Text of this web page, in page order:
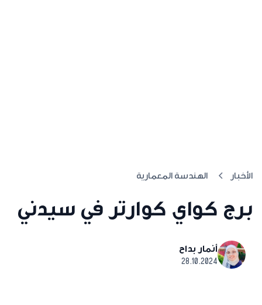
الأخبار الهندسة المعمارية
برج كواي كوارتر في سيدني
أنمار بداح
28.10.2024